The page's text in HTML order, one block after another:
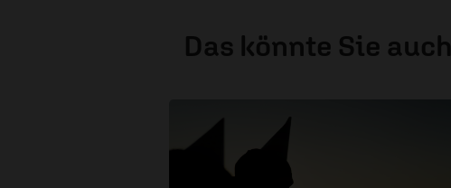
Das könnte Sie auch